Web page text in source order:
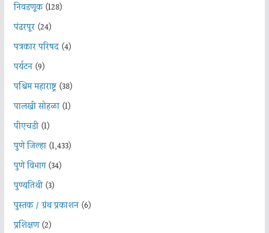
निवडणूक(128)
पंढरपूर(24)
पत्रकार परिषद(4)
पर्यटन(9)
पश्चिम महाराष्ट्र(38)
पालखी सोहळा(1)
पीएचडी(1)
पुणे जिल्हा(1,433)
पुणे विभाग(34)
पुण्यतिथी(3)
पुस्तक / ग्रंथ प्रकाशन(6)
प्रशिक्षण(2)